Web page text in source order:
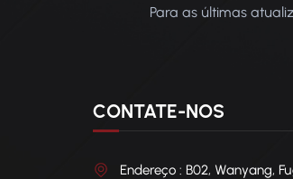
Para as últimas
CONTATE-NOS
Endereço : B02, Wanyang,